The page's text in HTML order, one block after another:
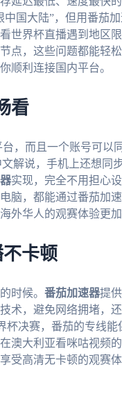
国大陆”，但用番茄
世界杯直播遇到地区
点，这些问题都能轻
顺利连接国内平台。
看
台，而且一个账号可以
解说，手机上还想同
实现，完全不用担心
脑，都能通过番茄加
外华人的观赛体验更加
卡顿
时候。 番茄加速器提
术，避免网络拥堵，
决赛，番茄的专线能
澳大利亚看咪咕视频
受高清无卡顿的观赛体